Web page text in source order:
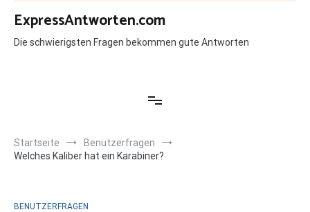
Zum
Inhalt
springen
ExpressAntworten.com
Die schwierigsten Fragen bekommen gute Antworten
Startseite
Benutzerfragen
Welches Kaliber hat ein Karabiner?
BENUTZERFRAGEN